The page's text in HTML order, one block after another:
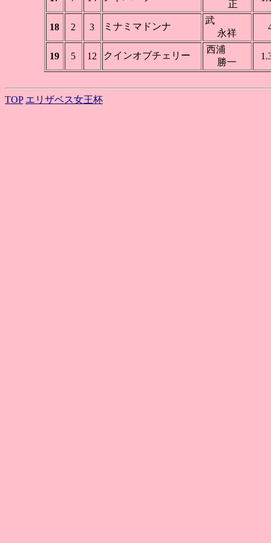
正
18 2 3 ミナミマドンナ
武
永祥
19 5 12 クインオブチェリー
西浦
勝一
TOP エリザベス女王杯